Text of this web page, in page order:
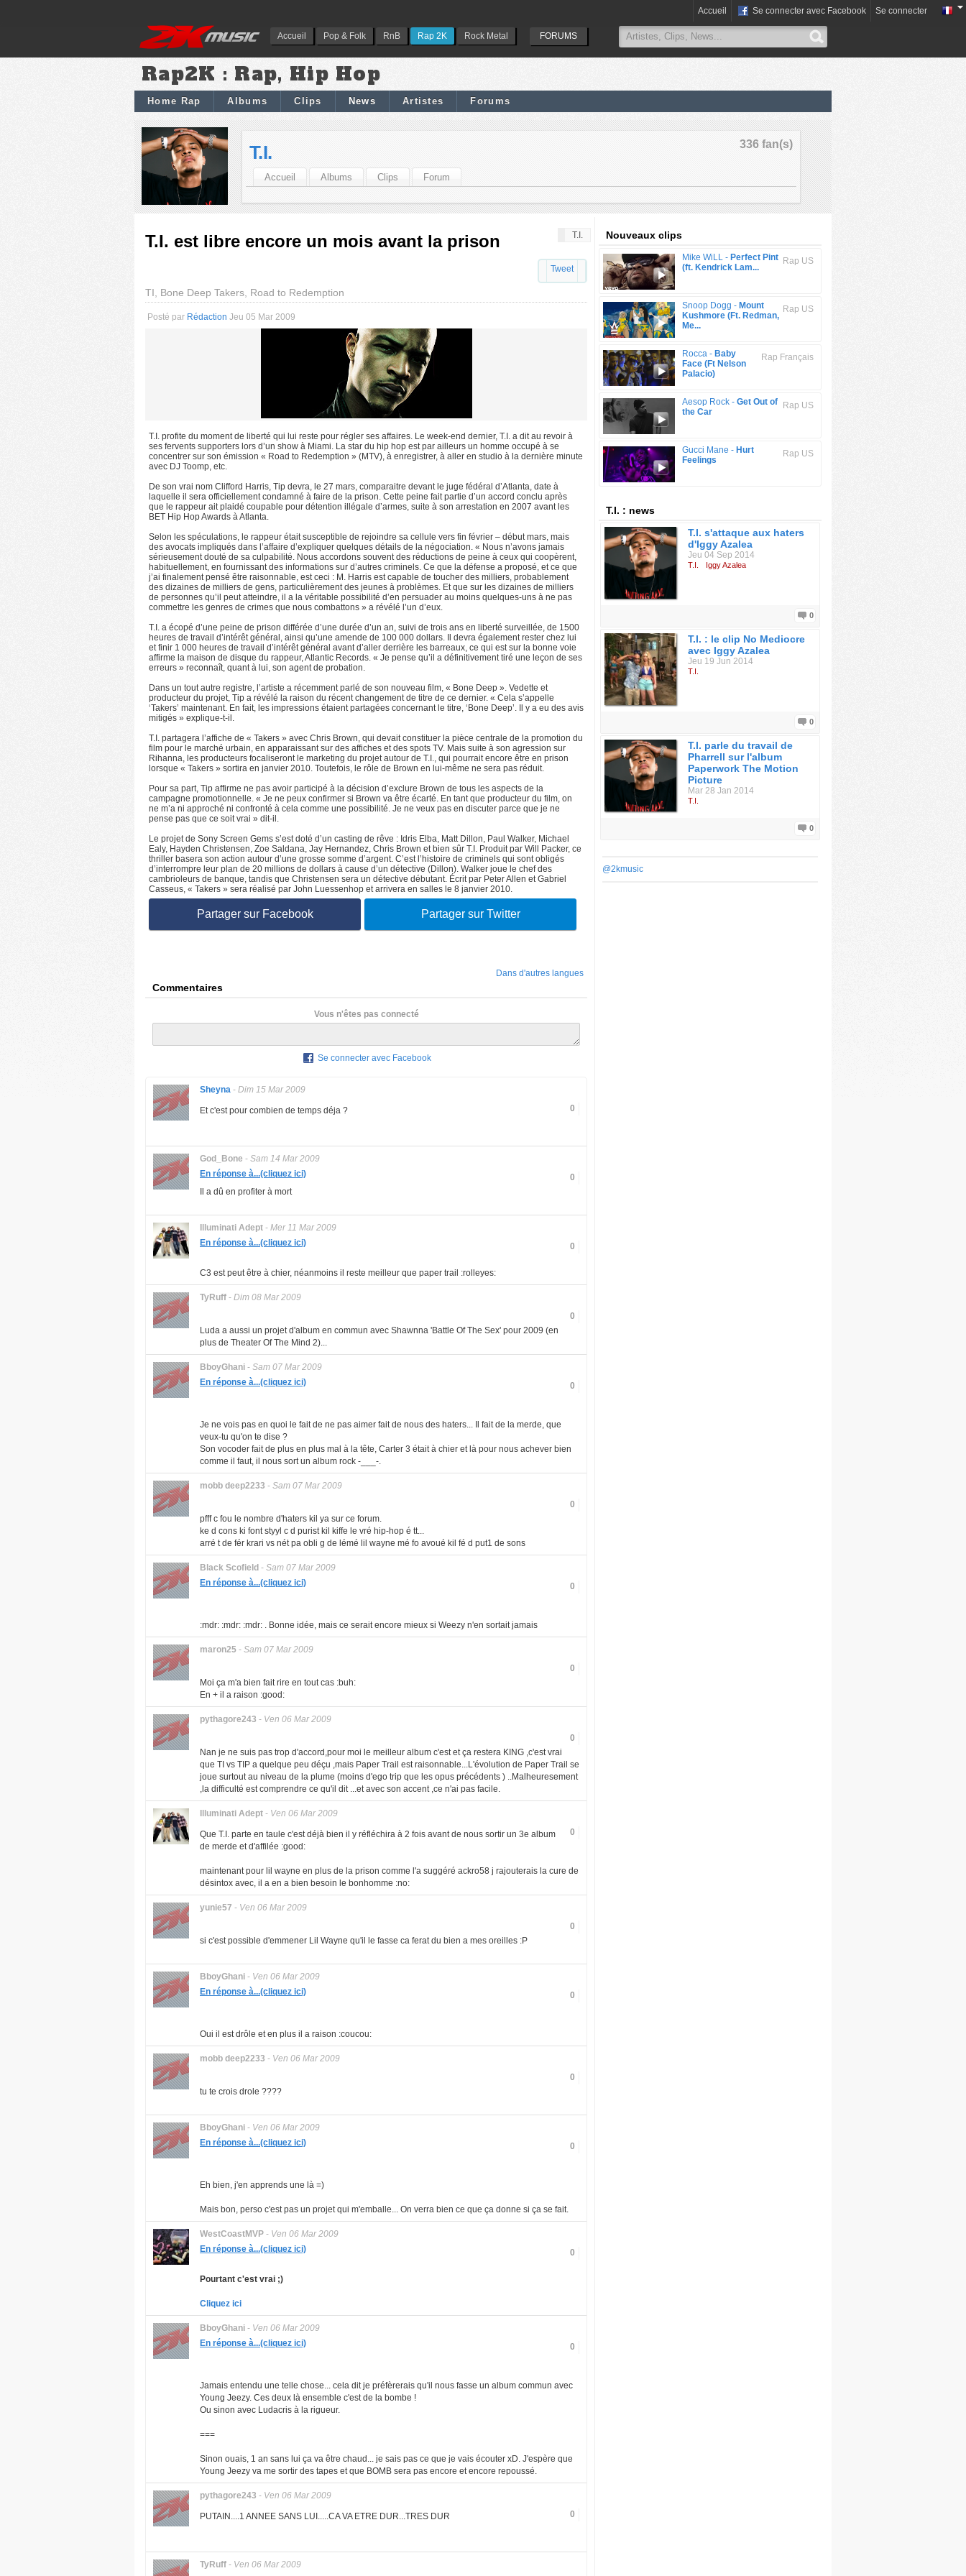
Accueil Pop & Folk RnB Rap 2K Rock Metal FORUMS
Accueil Se connecter avec Facebook Se connecter
Rap2K : Rap, Hip Hop
Home Rap Albums Clips News Artistes Forums
336 fan(s)
T.I.
Accueil Albums Clips Forum
T.I.
T.I. est libre encore un mois avant la prison
Tweet
TI, Bone Deep Takers, Road to Redemption
Posté par Rédaction Jeu 05 Mar 2009
T.I. profite du moment de liberté qui lui reste pour régler ses affaires. Le week-end dernier, T.I. a dit au revoir à
ses fervents supporters lors d’un show à Miami. La star du hip hop est par ailleurs un homme occupé à se
concentrer sur son émission « Road to Redemption » (MTV), à enregistrer, à aller en studio à la dernière minute
avec DJ Toomp, etc.
De son vrai nom Clifford Harris, Tip devra, le 27 mars, comparaitre devant le juge fédéral d’Atlanta, date à
laquelle il sera officiellement condamné à faire de la prison. Cette peine fait partie d’un accord conclu après
que le rappeur ait plaidé coupable pour détention illégale d’armes, suite à son arrestation en 2007 avant les
BET Hip Hop Awards à Atlanta.
Selon les spéculations, le rappeur était susceptible de rejoindre sa cellule vers fin février – début mars, mais
des avocats impliqués dans l’affaire d’expliquer quelques détails de la négociation. « Nous n’avons jamais
sérieusement douté de sa culpabilité. Nous accordons souvent des réductions de peine à ceux qui coopèrent,
habituellement, en fournissant des informations sur d’autres criminels. Ce que la défense a proposé, et ce que
j’ai finalement pensé être raisonnable, est ceci : M. Harris est capable de toucher des milliers, probablement
des dizaines de milliers de gens, particulièrement des jeunes à problèmes. Et que sur les dizaines de milliers
de personnes qu’il peut atteindre, il a la véritable possibilité d’en persuader au moins quelques-uns à ne pas
commettre les genres de crimes que nous combattons » a révélé l’un d’eux.
T.I. a écopé d’une peine de prison différée d’une durée d’un an, suivi de trois ans en liberté surveillée, de 1500
heures de travail d’intérêt général, ainsi qu’une amende de 100 000 dollars. Il devra également rester chez lui
et finir 1 000 heures de travail d’intérêt général avant d’aller derrière les barreaux, ce qui est sur la bonne voie
affirme la maison de disque du rappeur, Atlantic Records. « Je pense qu’il a définitivement tiré une leçon de ses
erreurs » reconnaît, quant à lui, son agent de probation.
Dans un tout autre registre, l’artiste a récemment parlé de son nouveau film, « Bone Deep ». Vedette et
producteur du projet, Tip a révélé la raison du récent changement de titre de ce dernier. « Cela s’appelle
‘Takers’ maintenant. En fait, les impressions étaient partagées concernant le titre, ‘Bone Deep’. Il y a eu des avis
mitigés » explique-t-il.
T.I. partagera l’affiche de « Takers » avec Chris Brown, qui devait constituer la pièce centrale de la promotion du
film pour le marché urbain, en apparaissant sur des affiches et des spots TV. Mais suite à son agression sur
Rihanna, les producteurs focaliseront le marketing du projet autour de T.I., qui pourrait encore être en prison
lorsque « Takers » sortira en janvier 2010. Toutefois, le rôle de Brown en lui-même ne sera pas réduit.
Pour sa part, Tip affirme ne pas avoir participé à la décision d’exclure Brown de tous les aspects de la
campagne promotionnelle. « Je ne peux confirmer si Brown va être écarté. En tant que producteur du film, on
ne m’a ni approché ni confronté à cela comme une possibilité. Je ne veux pas en discuter parce que je ne
pense pas que ce soit vrai » dit-il.
Le projet de Sony Screen Gems s’est doté d’un casting de rêve : Idris Elba, Matt Dillon, Paul Walker, Michael
Ealy, Hayden Christensen, Zoe Saldana, Jay Hernandez, Chris Brown et bien sûr T.I. Produit par Will Packer, ce
thriller basera son action autour d’une grosse somme d’argent. C’est l’histoire de criminels qui sont obligés
d’interrompre leur plan de 20 millions de dollars à cause d’un détective (Dillon). Walker joue le chef des
cambrioleurs de banque, tandis que Christensen sera un détective débutant. Écrit par Peter Allen et Gabriel
Casseus, « Takers » sera réalisé par John Luessenhop et arrivera en salles le 8 janvier 2010.
Partager sur Facebook Partager sur Twitter
Dans d'autres langues
Commentaires
Vous n'êtes pas connecté
Se connecter avec Facebook
Sheyna - Dim 15 Mar 2009
0
Et c'est pour combien de temps déja ?
God_Bone - Sam 14 Mar 2009
0
En réponse à...(cliquez ici)
Il a dû en profiter à mort
Illuminati Adept - Mer 11 Mar 2009
0
En réponse à...(cliquez ici)
C3 est peut être à chier, néanmoins il reste meilleur que paper trail :rolleyes:
TyRuff - Dim 08 Mar 2009
0
Luda a aussi un projet d'album en commun avec Shawnna 'Battle Of The Sex' pour 2009 (en
plus de Theater Of The Mind 2)...
BboyGhani - Sam 07 Mar 2009
0
En réponse à...(cliquez ici)
Je ne vois pas en quoi le fait de ne pas aimer fait de nous des haters... Il fait de la merde, que
veux-tu qu'on te dise ?
Son vocoder fait de plus en plus mal à la tête, Carter 3 était à chier et là pour nous achever bien
comme il faut, il nous sort un album rock -___-.
mobb deep2233 - Sam 07 Mar 2009
0
pfff c fou le nombre d'haters kil ya sur ce forum.
ke d cons ki font styyl c d purist kil kiffe le vré hip-hop é tt...
arré t de fér krari vs nét pa obli g de lémé lil wayne mé fo avoué kil fé d put1 de sons
Black Scofield - Sam 07 Mar 2009
0
En réponse à...(cliquez ici)
:mdr: :mdr: :mdr: . Bonne idée, mais ce serait encore mieux si Weezy n'en sortait jamais
maron25 - Sam 07 Mar 2009
0
Moi ça m'a bien fait rire en tout cas :buh:
En + il a raison :good:
pythagore243 - Ven 06 Mar 2009
0
Nan je ne suis pas trop d'accord,pour moi le meilleur album c'est et ça restera KING ,c'est vrai
que TI vs TIP a quelque peu déçu ,mais Paper Trail est raisonnable...L'évolution de Paper Trail se
joue surtout au niveau de la plume (moins d'ego trip que les opus précédents ) ..Malheuresement
,la difficulté est comprendre ce qu'il dit ...et avec son accent ,ce n'ai pas facile.
Illuminati Adept - Ven 06 Mar 2009
0
Que T.I. parte en taule c'est déjà bien il y réfléchira à 2 fois avant de nous sortir un 3e album
de merde et d'affilée :good:
maintenant pour lil wayne en plus de la prison comme l'a suggéré ackro58 j rajouterais la cure de
désintox avec, il a en a bien besoin le bonhomme :no:
yunie57 - Ven 06 Mar 2009
0
si c'est possible d'emmener Lil Wayne qu'il le fasse ca ferat du bien a mes oreilles :P
BboyGhani - Ven 06 Mar 2009
0
En réponse à...(cliquez ici)
Oui il est drôle et en plus il a raison :coucou:
mobb deep2233 - Ven 06 Mar 2009
0
tu te crois drole ????
BboyGhani - Ven 06 Mar 2009
0
En réponse à...(cliquez ici)
Eh bien, j'en apprends une là =)
Mais bon, perso c'est pas un projet qui m'emballe... On verra bien ce que ça donne si ça se fait.
WestCoastMVP - Ven 06 Mar 2009
0
En réponse à...(cliquez ici)
Pourtant c'est vrai ;)
Cliquez ici
BboyGhani - Ven 06 Mar 2009
0
En réponse à...(cliquez ici)
Jamais entendu une telle chose... cela dit je préfèrerais qu'il nous fasse un album commun avec
Young Jeezy. Ces deux là ensemble c'est de la bombe !
Ou sinon avec Ludacris à la rigueur.
===
Sinon ouais, 1 an sans lui ça va être chaud... je sais pas ce que je vais écouter xD. J'espère que
Young Jeezy va me sortir des tapes et que BOMB sera pas encore et encore repoussé.
pythagore243 - Ven 06 Mar 2009
0
PUTAIN....1 ANNEE SANS LUI.....CA VA ETRE DUR...TRES DUR
TyRuff - Ven 06 Mar 2009
Nouveaux clips
Rap US
Mike WiLL - Perfect Pint
(ft. Kendrick Lam...
Rap US
Snoop Dogg - Mount
Kushmore (Ft. Redman,
Me...
Rap Français
Rocca - Baby
Face (Ft Nelson
Palacio)
Rap US
Aesop Rock - Get Out of
the Car
Rap US
Gucci Mane - Hurt
Feelings
T.I. : news
T.I. s'attaque aux haters
d'Iggy Azalea
Jeu 04 Sep 2014
T.I. Iggy Azalea
0
T.I. : le clip No Mediocre
avec Iggy Azalea
Jeu 19 Jun 2014
T.I.
0
T.I. parle du travail de
Pharrell sur l'album
Paperwork The Motion
Picture
Mar 28 Jan 2014
T.I.
0
@2kmusic